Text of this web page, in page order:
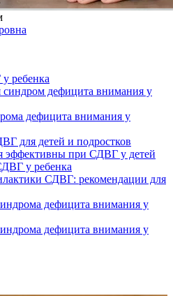
ребенка
синдром дефицита внимания у
дефицита внимания у
для детей и подростков
эффективны при СДВГ у детей
у ребенка
СДВГ: рекомендации для
дефицита внимания у
дефицита внимания у